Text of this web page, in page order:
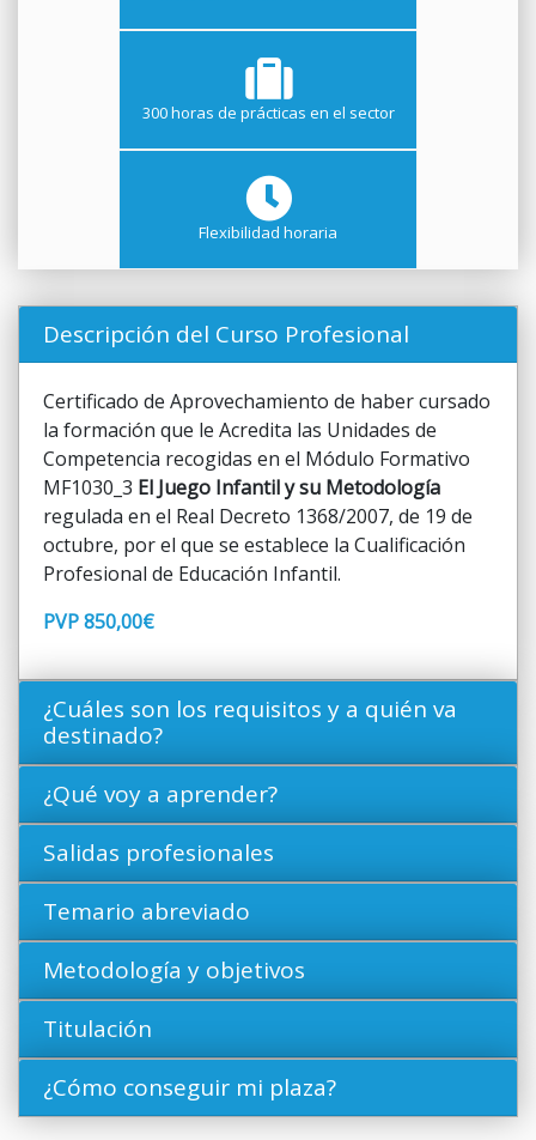
300 horas de prácticas en el sector
Flexibilidad horaria
Descripción del Curso Profesional
Certificado de Aprovechamiento de haber cursado
la formación que le Acredita las Unidades de
Competencia recogidas en el Módulo Formativo
MF1030_3 El Juego Infantil y su Metodología
regulada en el Real Decreto 1368/2007, de 19 de
octubre, por el que se establece la Cualificación
Profesional de Educación Infantil.
PVP 850,00€
¿Cuáles son los requisitos y a quién va
destinado?
¿Qué voy a aprender?
Salidas profesionales
Temario abreviado
Metodología y objetivos
Titulación
¿Cómo conseguir mi plaza?